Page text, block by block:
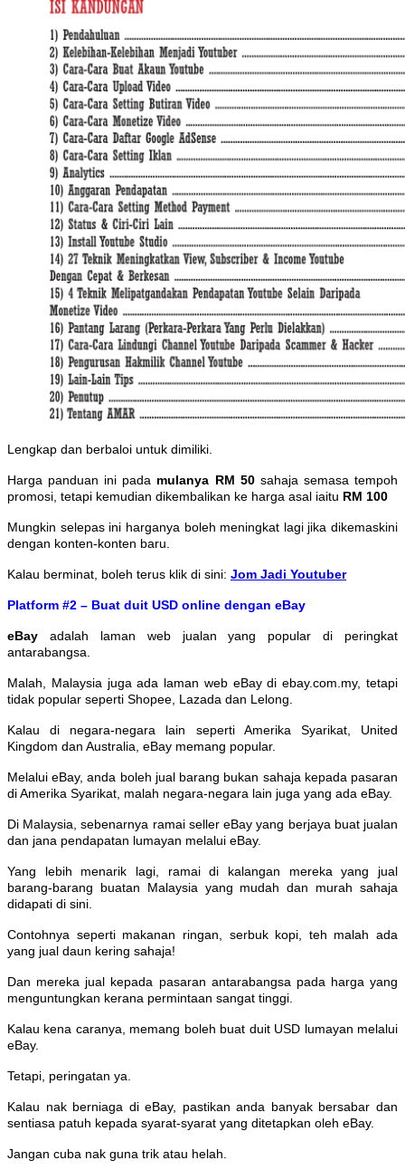
Lengkap dan berbaloi untuk dimiliki.
Harga panduan ini pada mulanya RM 50sahaja semasa tempoh
promosi, tetapi kemudian dikembalikan ke harga asal iaitu RM 100
Mungkin selepas ini harganya boleh meningkat lagi jika dikemaskini
dengan konten-konten baru.
Kalau berminat, boleh terus klik di sini: Jom Jadi Youtuber
Platform #2 – Buat duit USD online dengan eBay
eBay adalah laman web jualan yang popular di peringkat
antarabangsa.
Malah, Malaysia juga ada laman web eBay di ebay.com.my, tetapi
tidak popular seperti Shopee, Lazada dan Lelong.
Kalau di negara-negara lain seperti Amerika Syarikat, United
Kingdom dan Australia, eBay memang popular.
Melalui eBay, anda boleh jual barang bukan sahaja kepada pasaran
di Amerika Syarikat, malah negara-negara lain juga yang ada eBay.
Di Malaysia, sebenarnya ramai seller eBay yang berjaya buat jualan
dan jana pendapatan lumayan melalui eBay.
Yang lebih menarik lagi, ramai di kalangan mereka yang jual
barang-barang buatan Malaysia yang mudah dan murah sahaja
didapati di sini.
Contohnya seperti makanan ringan, serbuk kopi, teh malah ada
yang jual daun kering sahaja!
Dan mereka jual kepada pasaran antarabangsa pada harga yang
menguntungkan kerana permintaan sangat tinggi.
Kalau kena caranya, memang boleh buat duit USD lumayan melalui
eBay.
Tetapi, peringatan ya.
Kalau nak berniaga di eBay, pastikan anda banyak bersabar dan
sentiasa patuh kepada syarat-syarat yang ditetapkan oleh eBay.
Jangan cuba nak guna trik atau helah.